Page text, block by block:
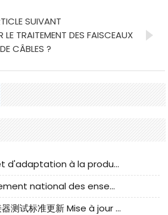
SUIVANT
TRAITEMENT DES FAISCEAUX
DE CÂBLES ?
Guide d'évaluation et d'adaptation à la production des composants de câbles nationaux CNC Tech
Analyse du remplacement national des ensembles de câbles à fréquence élevée I-PEX
CLIFF参照下的国产连接器测试标准更新 Mise à jour des normes de test des connecteurs nationaux sous la référence CLIFF